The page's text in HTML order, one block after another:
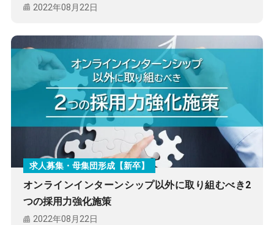
2022年08月22日
求人募集・母集団形成【新卒】
オンラインインターンシップ以外に取り組むべき2
つの採用力強化施策
2022年08月22日